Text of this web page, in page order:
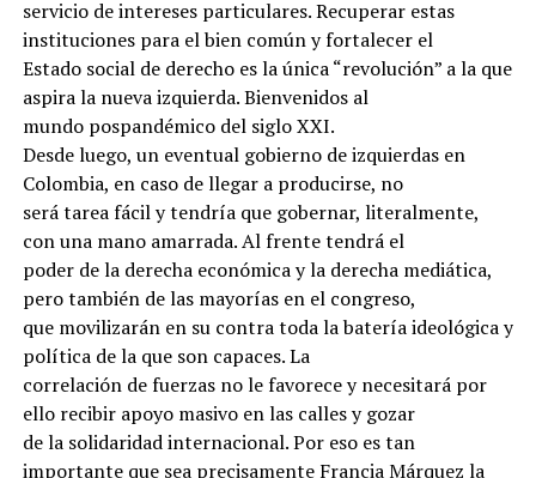
servicio de intereses particulares. Recuperar estas
instituciones para el bien común y fortalecer el
Estado social de derecho es la única “revolución” a la que
aspira la nueva izquierda. Bienvenidos al
mundo pospandémico del siglo XXI.
Desde luego, un eventual gobierno de izquierdas en
Colombia, en caso de llegar a producirse, no
será tarea fácil y tendría que gobernar, literalmente,
con una mano amarrada. Al frente tendrá el
poder de la derecha económica y la derecha mediática,
pero también de las mayorías en el congreso,
que movilizarán en su contra toda la batería ideológica y
política de la que son capaces. La
correlación de fuerzas no le favorece y necesitará por
ello recibir apoyo masivo en las calles y gozar
de la solidaridad internacional. Por eso es tan
importante que sea precisamente Francia Márquez la